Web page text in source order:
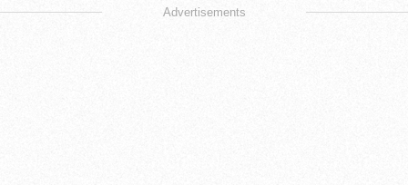
Advertisements